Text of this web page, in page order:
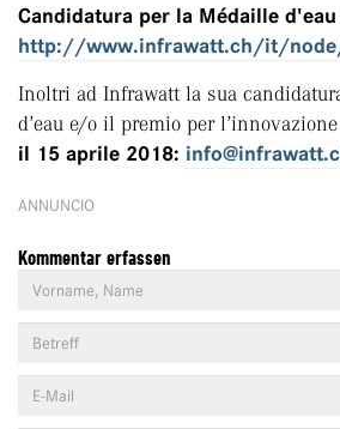
Candidatura per la Médaille
http://www.infrawatt.ch/it/
Inoltri ad Infrawatt la sua
d’eau e/o il premio per l’innovazione
il 15 aprile 2018:
ANNUNCIO
Kommentar erfassen